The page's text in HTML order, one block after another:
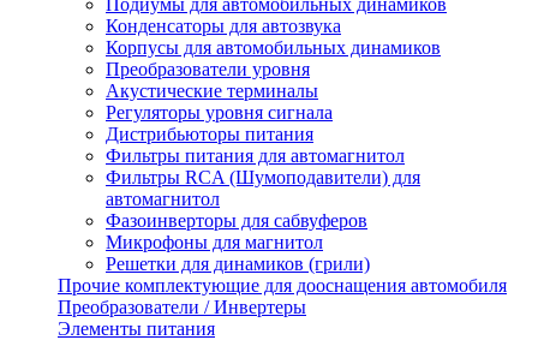
Подиумы для автомобильных динамиков
Конденсаторы для автозвука
Корпусы для автомобильных динамиков
Преобразователи уровня
Акустические терминалы
Регуляторы уровня сигнала
Дистрибьюторы питания
Фильтры питания для автомагнитол
Фильтры RCA (Шумоподавители) для
автомагнитол
Фазоинверторы для сабвуферов
Микрофоны для магнитол
Решетки для динамиков (грили)
Прочие комплектующие для дооснащения автомобиля
Преобразователи / Инвертеры
Элементы питания